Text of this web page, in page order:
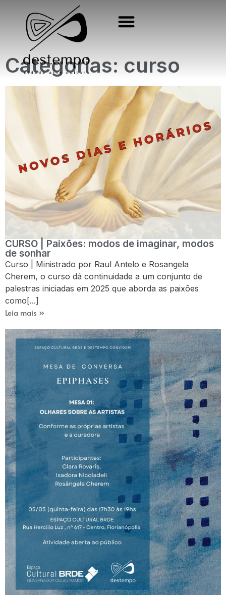
Categorias: curso
CURSO | Paixões: modos de imaginar, modos
de sonhar
Curso | Ministrado por Raul Antelo e Rosangela
Cherem, o curso dá continuidade a um conjunto de
palestras iniciadas em 2025 que aborda as paixões
como[...]
Leia mais »